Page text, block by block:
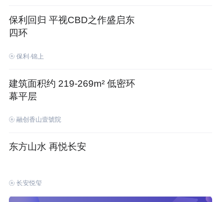
保利回归 平视CBD之作盛启东
四环
保利·锦上
建筑面积约 219-269m² 低密环
幕平层
融创香山壹號院
东方山水 再悦长安
长安悦玺